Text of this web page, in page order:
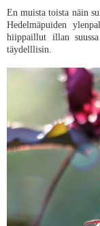
En muista toista näin
Hedelmäpuiden
hiippaillut illan
täydelllisin.